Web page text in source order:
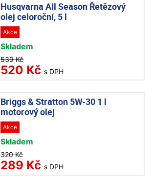
Husqvarna All Season Řetězový
olej celoroční, 5 l
Akce
Skladem
539 Kč
520 Kč s DPH
Briggs & Stratton 5W-30 1 l
motorový olej
Akce
Skladem
320 Kč
289 Kč s DPH